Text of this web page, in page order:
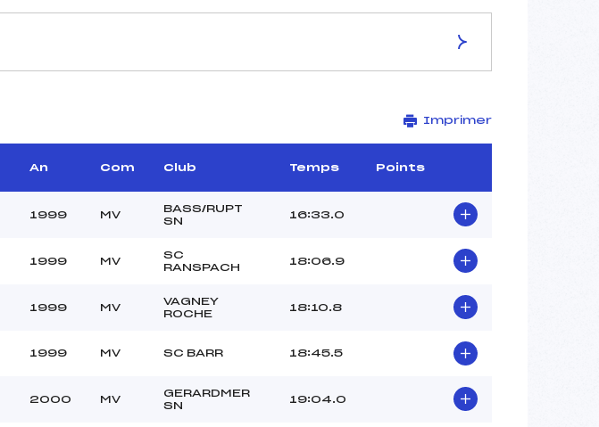
HAUTES VANNES
Distance :
5 km
Point Haut :
190 m
41 m
Imprimer
An Com Club Temps Points
1999 MV
BASS/RUPT
SN
16:33.0
1999 MV
SC
RANSPACH
18:06.9
1999 MV
VAGNEY
ROCHE
18:10.8
1999 MV SC BARR 18:45.5
2000 MV
GERARDMER
SN
19:04.0